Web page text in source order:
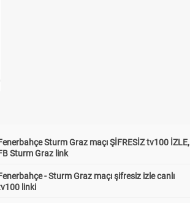
Sturm Graz maçı ŞİFRESİZ tv100 İZLE,
Sturm Graz link
- Sturm Graz maçı şifresiz izle canlı
linki